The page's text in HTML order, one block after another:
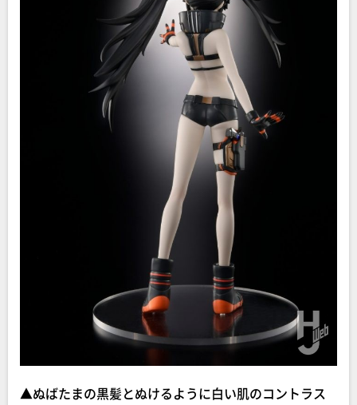
▲ぬばたまの黒髪とぬけるように白い肌のコントラス